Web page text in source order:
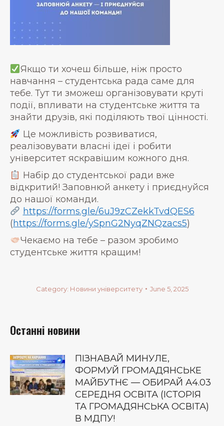
Якщо ти хочеш більше, ніж просто
навчання – студентська рада саме для
тебе. Тут ти зможеш організовувати круті
події, впливати на студентське життя та
знайти друзів, які поділяють твої цінності.
Це можливість розвиватися,
реалізовувати власні ідеї і робити
університет яскравішим кожного дня.
Набір до студентської ради вже
відкритий! Заповнюй анкету і приєднуйся
до нашої команди.
https://forms.gle/6uJ9zCZekkTvdQES6
(https://forms.gle/ySpnG2NyqZNQzacs5)
Чекаємо на тебе – разом зробимо
студентське життя кращим!
Category: Новини університету June 5, 2025
Останні новини
ПІЗНАВАЙ МИНУЛЕ,
ФОРМУЙ ГРОМАДЯНСЬКЕ
МАЙБУТНЄ — ОБИРАЙ А4.03
СЕРЕДНЯ ОСВІТА (ІСТОРІЯ
ТА ГРОМАДЯНСЬКА ОСВІТА)
В МДПУ!